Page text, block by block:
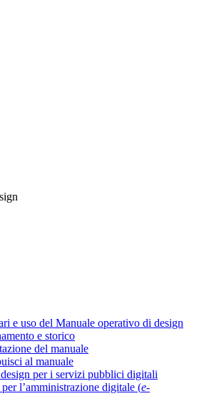
e uso del Manuale operativo di design
e storico
del manuale
al manuale
per i servizi pubblici digitali
l’amministrazione digitale (e-